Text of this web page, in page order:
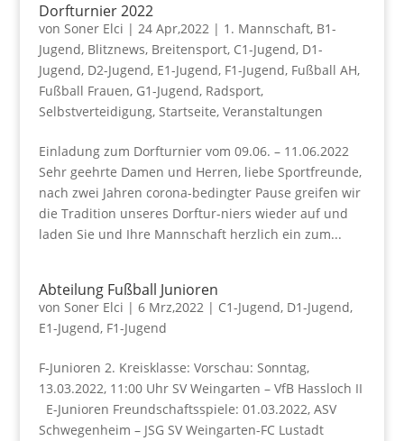
Dorfturnier 2022
von Soner Elci | 24 Apr,2022| 1. Mannschaft, B1-
Jugend, Blitznews, Breitensport, C1-Jugend, D1-
Jugend, D2-Jugend, E1-Jugend, F1-Jugend, Fußball AH,
Fußball Frauen, G1-Jugend, Radsport,
Selbstverteidigung, Startseite, Veranstaltungen
Einladung zum Dorfturnier vom 09.06. – 11.06.2022
Sehr geehrte Damen und Herren, liebe Sportfreunde,
nach zwei Jahren corona-bedingter Pause greifen wir
die Tradition unseres Dorftur-niers wieder auf und
laden Sie und Ihre Mannschaft herzlich ein zum...
Abteilung Fußball Junioren
von Soner Elci | 6 Mrz,2022| C1-Jugend, D1-Jugend,
E1-Jugend, F1-Jugend
F-Junioren 2. Kreisklasse: Vorschau: Sonntag,
13.03.2022, 11:00 Uhr SV Weingarten – VfB Hassloch II
E-Junioren Freundschaftsspiele: 01.03.2022, ASV
Schwegenheim – JSG SV Weingarten-FC Lustadt